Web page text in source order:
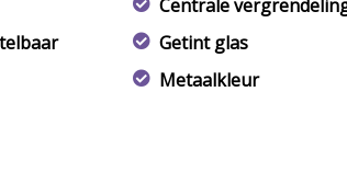
Centrale
Getint glas
Metaalkleur